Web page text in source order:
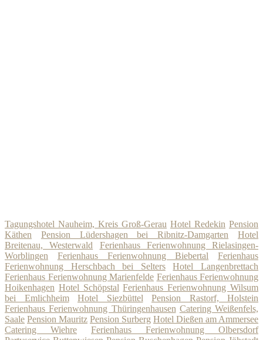
Tagungshotel Nauheim, Kreis Groß-Gerau Hotel Redekin Pension
Käthen
Pension Lüdershagen bei Ribnitz-Damgarten
Hotel
Breitenau, Westerwald
Ferienhaus Ferienwohnung Rielasingen-
Worblingen
Ferienhaus Ferienwohnung Biebertal
Ferienhaus
Ferienwohnung Herschbach bei Selters
Hotel Langenbrettach
Ferienhaus Ferienwohnung Marienfelde Ferienhaus Ferienwohnung
Hoikenhagen Hotel Schöpstal Ferienhaus Ferienwohnung Wilsum
bei Emlichheim
Hotel Siezbüttel
Pension Rastorf, Holstein
Ferienhaus Ferienwohnung Thüringenhausen Catering Weißenfels,
Saale Pension Mauritz Pension Surberg Hotel Dießen am Ammersee
Catering Wiehre
Ferienhaus Ferienwohnung Olbersdorf